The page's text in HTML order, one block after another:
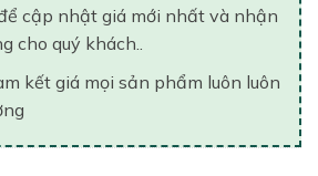
cập nhật giá mới nhất và nhận
cho quý khách..
kết giá mọi sản phẩm luôn luôn